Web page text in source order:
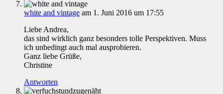
white and vintage am 1. Juni 2016 um 17:55
Liebe Andrea,
das sind wirklich ganz besonders tolle Perspektiven. Muss
ich unbedingt auch mal ausprobieren.
Ganz liebe Grüße,
Christine
Antworten